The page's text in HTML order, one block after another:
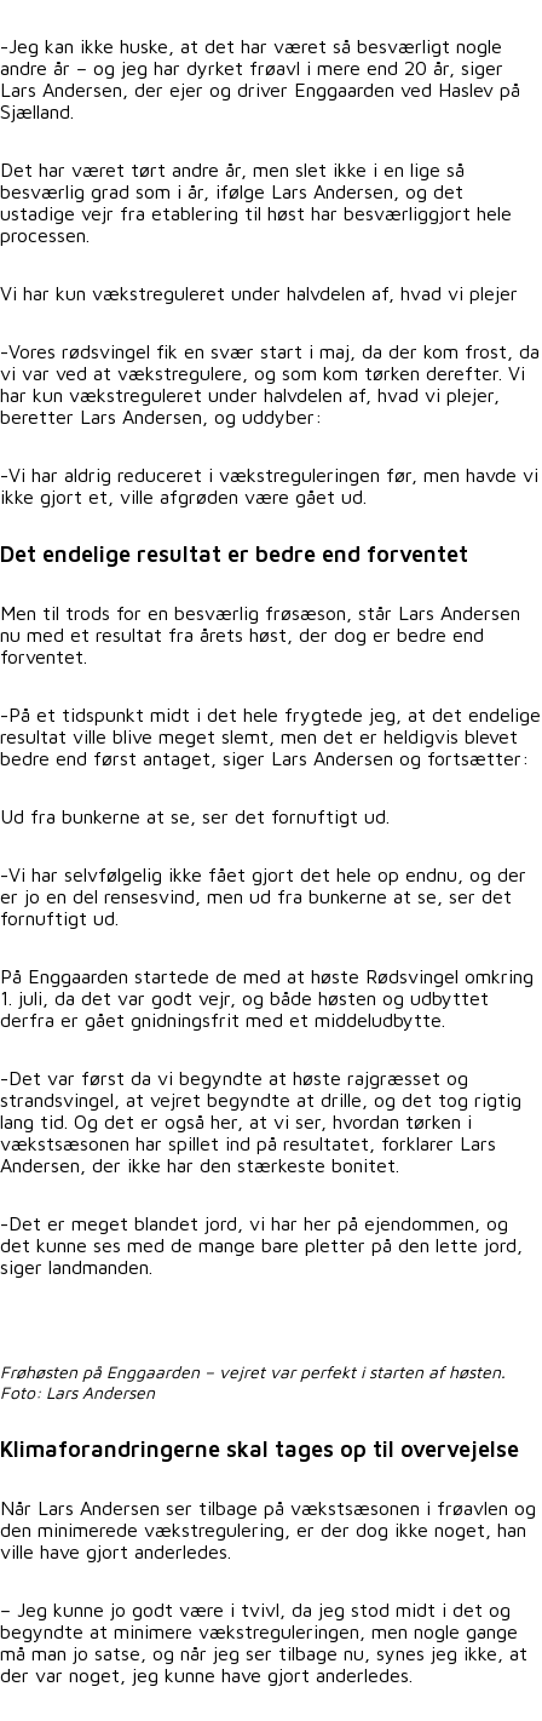
-Jeg kan ikke huske, at det har været så besværligt nogle
andre år – og jeg har dyrket frøavl i mere end 20 år, siger
Lars Andersen, der ejer og driver Enggaarden ved Haslev på
Sjælland.
Det har været tørt andre år, men slet ikke i en lige så
besværlig grad som i år, ifølge Lars Andersen, og det
ustadige vejr fra etablering til høst har besværliggjort hele
processen.
Vi har kun vækstreguleret under halvdelen af, hvad vi plejer
-Vores rødsvingel fik en svær start i maj, da der kom frost, da
vi var ved at vækstregulere, og som kom tørken derefter. Vi
har kun vækstreguleret under halvdelen af, hvad vi plejer,
beretter Lars Andersen, og uddyber:
-Vi har aldrig reduceret i vækstreguleringen før, men havde vi
ikke gjort et, ville afgrøden være gået ud.
Det endelige resultat er bedre end forventet
Men til trods for en besværlig frøsæson, står Lars Andersen
nu med et resultat fra årets høst, der dog er bedre end
forventet.
-På et tidspunkt midt i det hele frygtede jeg, at det endelige
resultat ville blive meget slemt, men det er heldigvis blevet
bedre end først antaget, siger Lars Andersen og fortsætter:
Ud fra bunkerne at se, ser det fornuftigt ud.
-Vi har selvfølgelig ikke fået gjort det hele op endnu, og der
er jo en del rensesvind, men ud fra bunkerne at se, ser det
fornuftigt ud.
På Enggaarden startede de med at høste Rødsvingel omkring
1. juli, da det var godt vejr, og både høsten og udbyttet
derfra er gået gnidningsfrit med et middeludbytte.
-Det var først da vi begyndte at høste rajgræsset og
strandsvingel, at vejret begyndte at drille, og det tog rigtig
lang tid. Og det er også her, at vi ser, hvordan tørken i
vækstsæsonen har spillet ind på resultatet, forklarer Lars
Andersen, der ikke har den stærkeste bonitet.
-Det er meget blandet jord, vi har her på ejendommen, og
det kunne ses med de mange bare pletter på den lette jord,
siger landmanden.
Frøhøsten på Enggaarden – vejret var perfekt i starten af høsten.
Foto: Lars Andersen
Klimaforandringerne skal tages op til overvejelse
Når Lars Andersen ser tilbage på vækstsæsonen i frøavlen og
den minimerede vækstregulering, er der dog ikke noget, han
ville have gjort anderledes.
– Jeg kunne jo godt være i tvivl, da jeg stod midt i det og
begyndte at minimere vækstreguleringen, men nogle gange
må man jo satse, og når jeg ser tilbage nu, synes jeg ikke, at
der var noget, jeg kunne have gjort anderledes.